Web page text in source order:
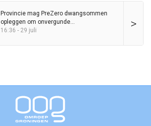
>
Provincie mag PreZero dwangsommen
opleggen om onvergunde
sorteerinstallatie
16:36 - 29 juli